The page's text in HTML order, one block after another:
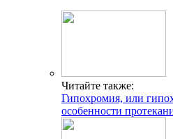
Читайте также:
Гипохромия, или
особенности